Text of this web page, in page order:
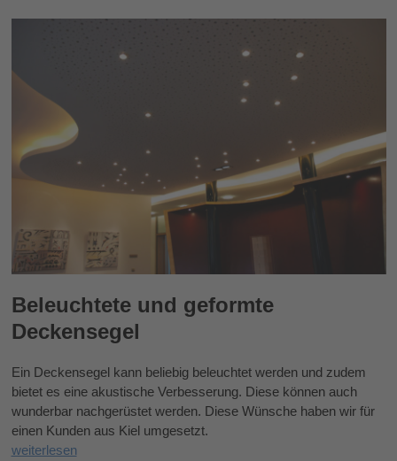
Beleuchtete und geformte
Deckensegel
Ein Deckensegel kann beliebig beleuchtet werden und zudem
bietet es eine akustische Verbesserung. Diese können auch
wunderbar nachgerüstet werden. Diese Wünsche haben wir für
einen Kunden aus Kiel umgesetzt.
weiterlesen